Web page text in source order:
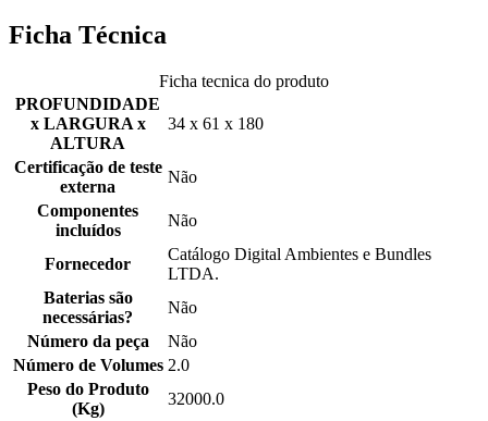
Ficha Técnica
Ficha tecnica do produto
PROFUNDIDADE
x LARGURA x
ALTURA
34 x 61 x 180
Certificação de teste
externa
Não
Componentes
incluídos
Não
Fornecedor
Catálogo Digital Ambientes e Bundles
LTDA.
Baterias são
necessárias?
Não
Número da peça
Não
Número de Volumes 2.0
Peso do Produto
(Kg)
32000.0